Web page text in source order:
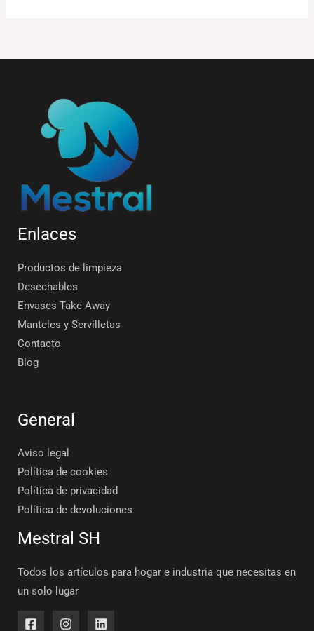
Enlaces
Productos de limpieza
Desechables
Envases Take Away
Manteles y Servilletas
Contacto
Blog
General
Aviso legal
Política de cookies
Política de privacidad
Política de devoluciones
Mestral SH
Todos los artículos para hogar e industria que necesitas en
un solo lugar